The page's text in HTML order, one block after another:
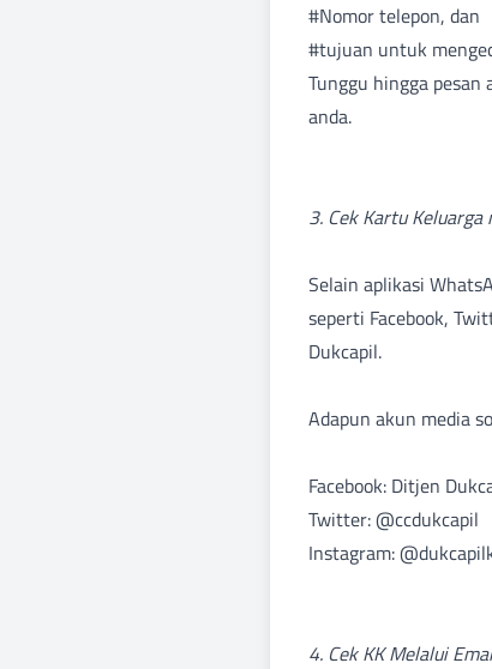
#Nomor telepon, dan
#tujuan untuk
Tunggu hingga
anda.
3. Cek Kartu
Selain aplikasi
seperti Facebook,
Dukcapil.
Adapun akun media
Facebook: Ditjen
Twitter: @ccdukcapil
Instagram:
4. Cek KK Melalui